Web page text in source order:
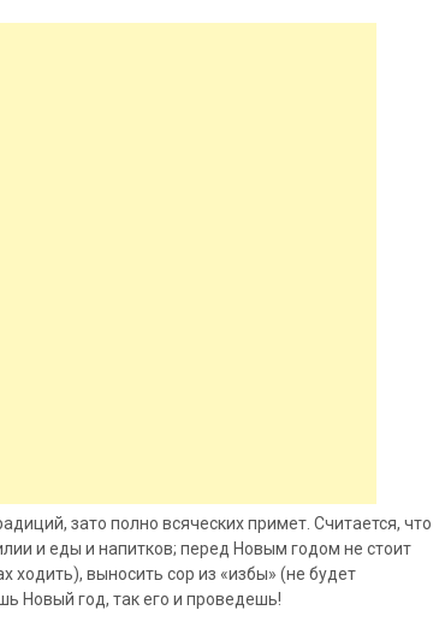
зато полно всяческих примет. Считается, что
и еды и напитков; перед Новым годом не стоит
ходить), выносить сор из «избы» (не будет
Новый год, так его и проведешь!